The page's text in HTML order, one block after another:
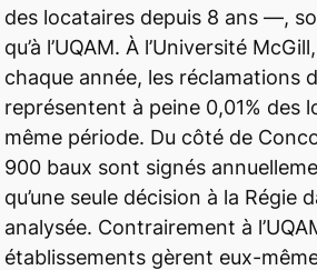
des locataires depuis 8 ans —,
qu’à l’UQAM. À l’Université
chaque année, les réclamations
représentent à peine 0,01% des
même période. Du côté de
900 baux sont signés
qu’une seule décision à la Régie
analysée. Contrairement à
établissements gèrent eux-